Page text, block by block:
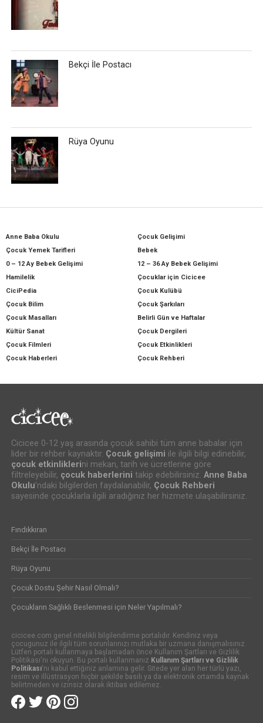
Bekçi İle Postacı
Rüya Oyunu
Anne Baba Okulu
Çocuk Gelişimi
Çocuk Yemek Tarifleri
Bebek
0 – 12 Ay Bebek Gelişimi
12 – 36 Ay Bebek Gelişimi
Hamilelik
Çocuklar için Cicicee
CiciPedia
Çocuk Kulübü
Çocuk Bilim
Çocuk Şarkıları
Çocuk Masalları
Belirli Gün ve Haftalar
Kültür Sanat
Çocuk Dergileri
Çocuk Filmleri
Çocuk Etkinlikleri
Çocuk Haberleri
Çocuk Rehberi
Cicicee 0-12 yaş arasında çocuk sahibi tüm anne babalar için
lider bir rehber kaynaktır. Çocuk gelişimi ile ilgili bilgi edinebilir,
çocuk etkinliklerini mekan, tarih ve ücretlerine göre
filtreleyebilir, çocuk haberlerini takip edebilirsiniz. Anne Baba
Okulu’ndaki bilgilerden faydalanabilir, Çocuk Rehberi
sayesinde çocuklarla ilgili aradığınız her hizmete ulaşabilirsiniz.
Fındıkkıran
Bekçi İle Postacı
Rüya Oyunu
Çocuk Dostu Şehir Nasıl Olmalı?
Çocukların Sağlıklı Beslenmesi için Neler Yapılmalı?
cicicee.com genel nitelikli bilgilendirme portalıdır. Kendiniz veya
çocugunuz ile ilgili tüm sorunlarınızı mutlaka bir uzmana danışmalısınız.
Lütfen portalı kullanmaya başlamadan önce Kullanım Şartları ve Gizlilik
Politikası'nı okuyun. Bu portalı kullanmanız Kullanım Şartları ve Gizlilik
Politikası'nı kabul ettiğiniz anlamına gelir. Sitede yer alan her türlü yazı,
resim ve illüstrasyon hiçbir şekilde basılı ya da elektronik ortamda kaynak
belirtmeden ve izinsiz olarak iktibas edilemez.